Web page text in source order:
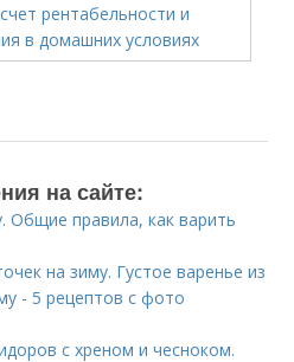
на сайте:
Общие правила, как варить
на зиму. Густое варенье из
- 5 рецептов с фото
с хреном и чесноком.